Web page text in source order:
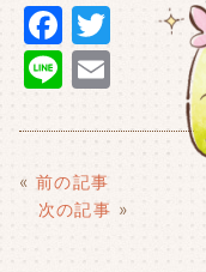
F
a
c
e
b
o
t
r
Li
e ai
« 前の記事
次の記事 »